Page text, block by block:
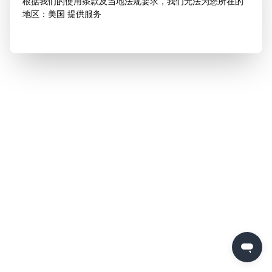
地区：美国 提供服务